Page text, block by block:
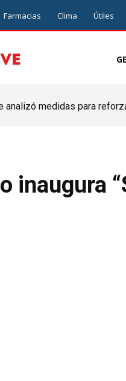
Farmacias Clima Útiles
analizó medidas para
inaugura